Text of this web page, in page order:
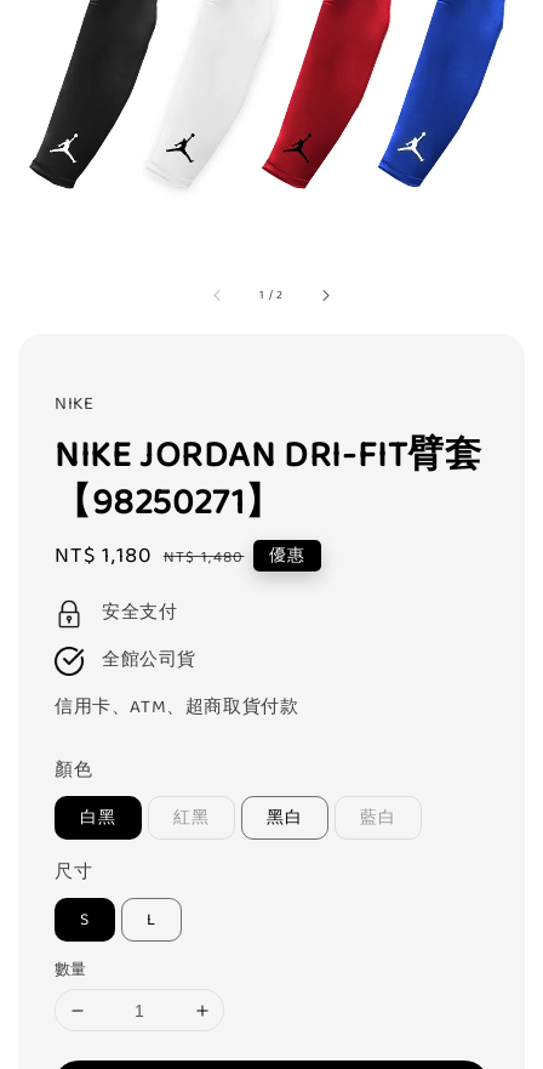
1 /2
NIKE
NIKE JORDAN DRI-FIT臂套
【98250271】
Sale
NT$ 1,180 Regular
NT$ 1,480 優惠
安全支付
全館公司貨
信用卡、ATM、超商取貨付款
顏色
白黑 紅黑 黑白 藍白
尺寸
S L
數量